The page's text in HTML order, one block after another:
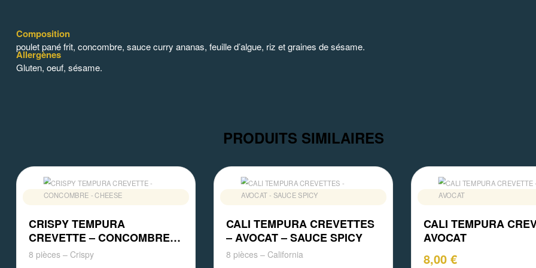
Composition
poulet pané frit, concombre, sauce curry ananas, feuille d’algue, riz et graines de sésame.
Allergènes
Gluten, oeuf, sésame.
PRODUITS SIMILAIRES
CRISPY TEMPURA
CREVETTE – CONCOMBRE –
CHEESE
8 pièces – Crispy
CALI TEMPURA CREVETTES
– AVOCAT – SAUCE SPICY
8 pièces – California
CALI TEMPURA
AVOCAT
8,00 €